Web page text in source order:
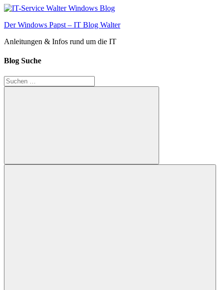
Zum
springen
Der Windows Papst – IT Blog Walter
Anleitungen & Infos rund um die IT
Blog Suche
Suchen
nach:
Suchen